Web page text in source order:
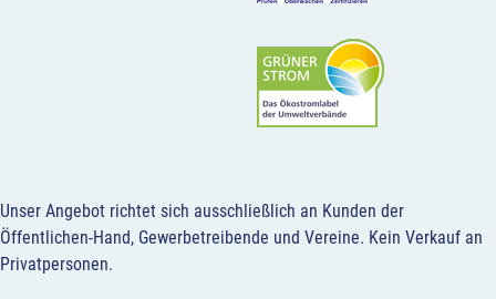
Unser Angebot richtet sich ausschließlich an Kunden der
Öffentlichen-Hand, Gewerbetreibende und Vereine. Kein Verkauf an
Privatpersonen.